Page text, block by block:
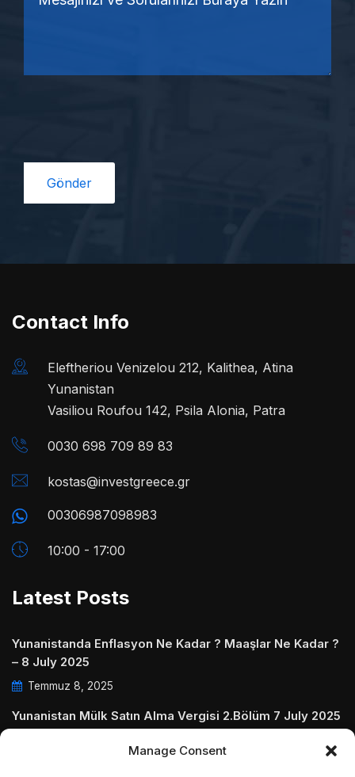
Manage Consent
Contact Info
Eleftheriou Venizelou 212, Kalithea, Atina
Yunanistan
Vasiliou Roufou 142, Psila Alonia, Patra
0030 698 709 89 83
kostas@investgreece.gr
00306987098983
10:00 - 17:00
Latest Posts
Yunanistanda Enflasyon Ne Kadar ? Maaşlar Ne Kadar ?
– 8 July 2025
Temmuz 8, 2025
Yunanistan Mülk Satın Alma Vergisi 2.Bölüm 7 July 2025